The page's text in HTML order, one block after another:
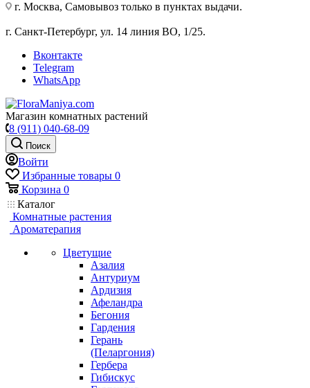
г. Москва, Самовывоз только в пунктах выдачи.
г. Санкт-Петербург, ул. 14 линия ВО, 1/25.
Вконтакте
Telegram
WhatsApp
Магазин комнатных растений
8 (911) 040-68-09
Поиск
Войти
Избранные товары 0
Корзина 0
Каталог
Комнатные растения
Ароматерапия
Цветущие
Азалия
Антуриум
Ардизия
Афеландра
Бегония
Гардения
Герань
(Пеларгония)
Гербера
Гибискус